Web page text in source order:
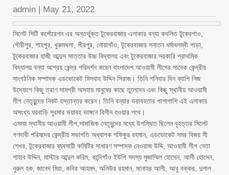
admin | May 21, 2022
সিলেট সিটি কর্পোরেশন এর অন্তর্ভুক্ত টুকেরবাজার এলাকার বন্যা কবলিত টুকেরগাও,
গৌরীপুর, শাহপুর, খুরুমখলা, পীরপুর, নোয়াগাঁও, টুকেরবাজার সনাতন ধর্মাবলম্বী পাড়া,
টুকেরবাজার হাজী আব্দুস সাত্তার উচ্চ বিদ্যালয় এবং টুকেরবাজার সরকারি প্রাথমিক
বিদ্যালয় বন্যা আশ্রয় কেন্দ্র পরিদর্শন করেন বাংলাদেশ আওয়ামী লীগের সাবেক কেন্দ্রীয়
সাংগঠনিক সম্পাদক এডভোকেট মিসবাহ উদ্দিন সিরাজ। তিনি শনিবার দিন ব্যাপি নিজ
উদ্যোগে কিছু ত্রাণ সামগ্রী অসহায় মানুষের কাছে তুলেদেন এবং কিছু স্থানীয় আওয়ামী
লীগ নেতৃবৃন্দের নিকট হস্তান্তর করেন। তিনি বন্যার ভয়াবহতার পাশাপাশি এই এলাকায়
অসংখ্য ঘরবাড়ি সুরমার ভয়াবহ ভাঙ্গনে বিলীন হওয়ার পথে।
এসময় স্থানীয় আওয়ামী লীগ,সামাজিক নেতৃবৃন্দের মধ্যে উপস্থিত ছিলেন বৃহত্তর সিলেট
গণদাবী পরিষদের কেন্দ্রীয় সভাপতি অধ্যাপক শফিকুর রহমান, এডভোকেট সমর বিজয় সী
শেখর, টুকেরবাজার ব্যবসায়ী কমিটির সাধারণ সম্পাদক নেওয়াজ উদ্দি, আওয়ামী লীগ নেতা
শাহাব উদ্দিন, মাস্টার আব্দুল করিম, কান্দিগাঁও ইউপি সদস্য মুজাম্মিল হোসেন, আলী হোসেন,
নুরুল হক, জাবেদ মিয়া, কবির আহমদ, অলিউর রহমান, মনোহর আলী, আবু বক্কর, দুলাল